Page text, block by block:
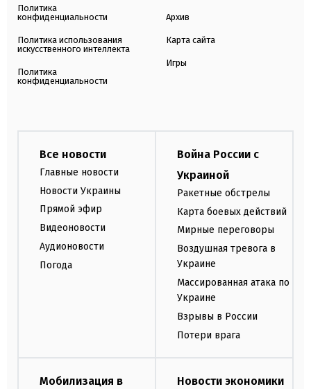
Политика
конфиденциальности
Политика использования
искусственного интеллекта
Политика
конфиденциальности
Архив
Карта сайта
Игры
Все новости
Главные новости
Новости Украины
Прямой эфир
Видеоновости
Аудионовости
Погода
Война России с
Украиной
Ракетные обстрелы
Карта боевых действий
Мирные переговоры
Воздушная тревога в
Украине
Массированная атака по
Украине
Взрывы в России
Потери врага
Мобилизация в
Новости экономики